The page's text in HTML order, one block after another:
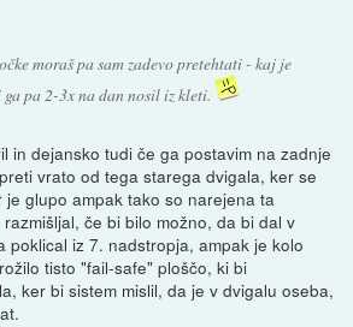
moraš pa sam zadevo pretehtati - kaj je
pa 2-3x na dan nosil iz kleti.
in dejansko tudi če ga postavim na zadnje
vrato od tega starega dvigala, ker se
glupo ampak tako so narejena ta
če bi bilo možno, da bi dal v
poklical iz 7. nadstropja, ampak je kolo
tisto "fail-safe" ploščo, ki bi
ker bi sistem mislil, da je v dvigalu oseba,